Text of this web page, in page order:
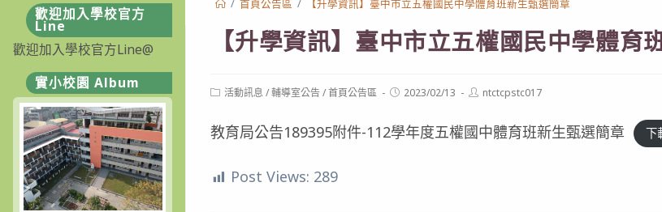
/ 首頁公告區 / 【升學資訊】臺中市立五權國民中學體育班新生甄選簡章
【升學資訊】臺中市立五權國民中學體育
Post活動訊息 / 輔導室公告 / 首頁公告區
Post2023/02/13
Postntctcpstc017
教育局公告189395附件-112學年度五權國中體育班新生甄選簡章 下
Post Views: 289
歡迎加入學校官方
Line
歡迎加入學校官方Line@
實小校園 Album